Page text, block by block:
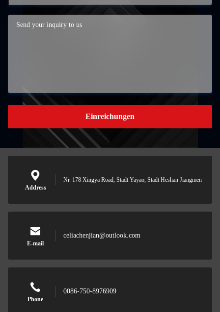
Einreichungen
Address
Nr. 178 Xingya Road, Stadt Yayao, Stadt Heshan Jiangmen
E-mail
celiachenjian@outlook.com
Phone
0086-750-8976909